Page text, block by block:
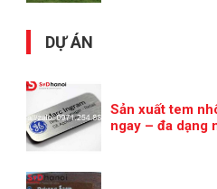
DỰ ÁN
Sản xuất tem
ngay – đa dạng